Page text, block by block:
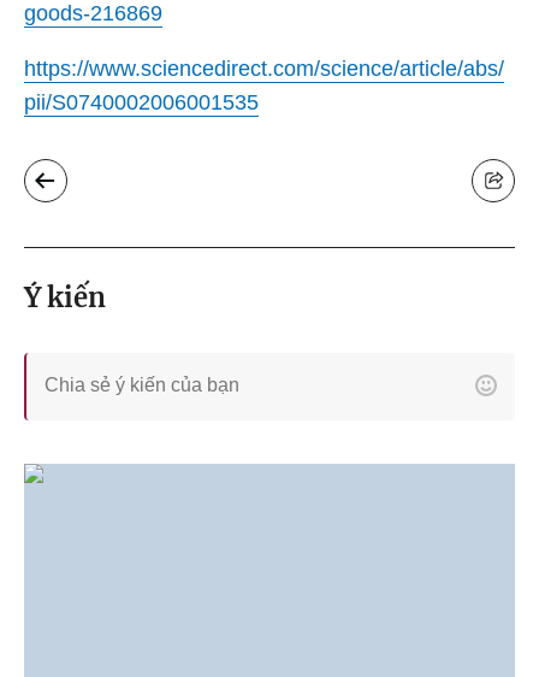
goods-216869
https://www.sciencedirect.com/science/article/abs/
pii/S0740002006001535
Ý kiến